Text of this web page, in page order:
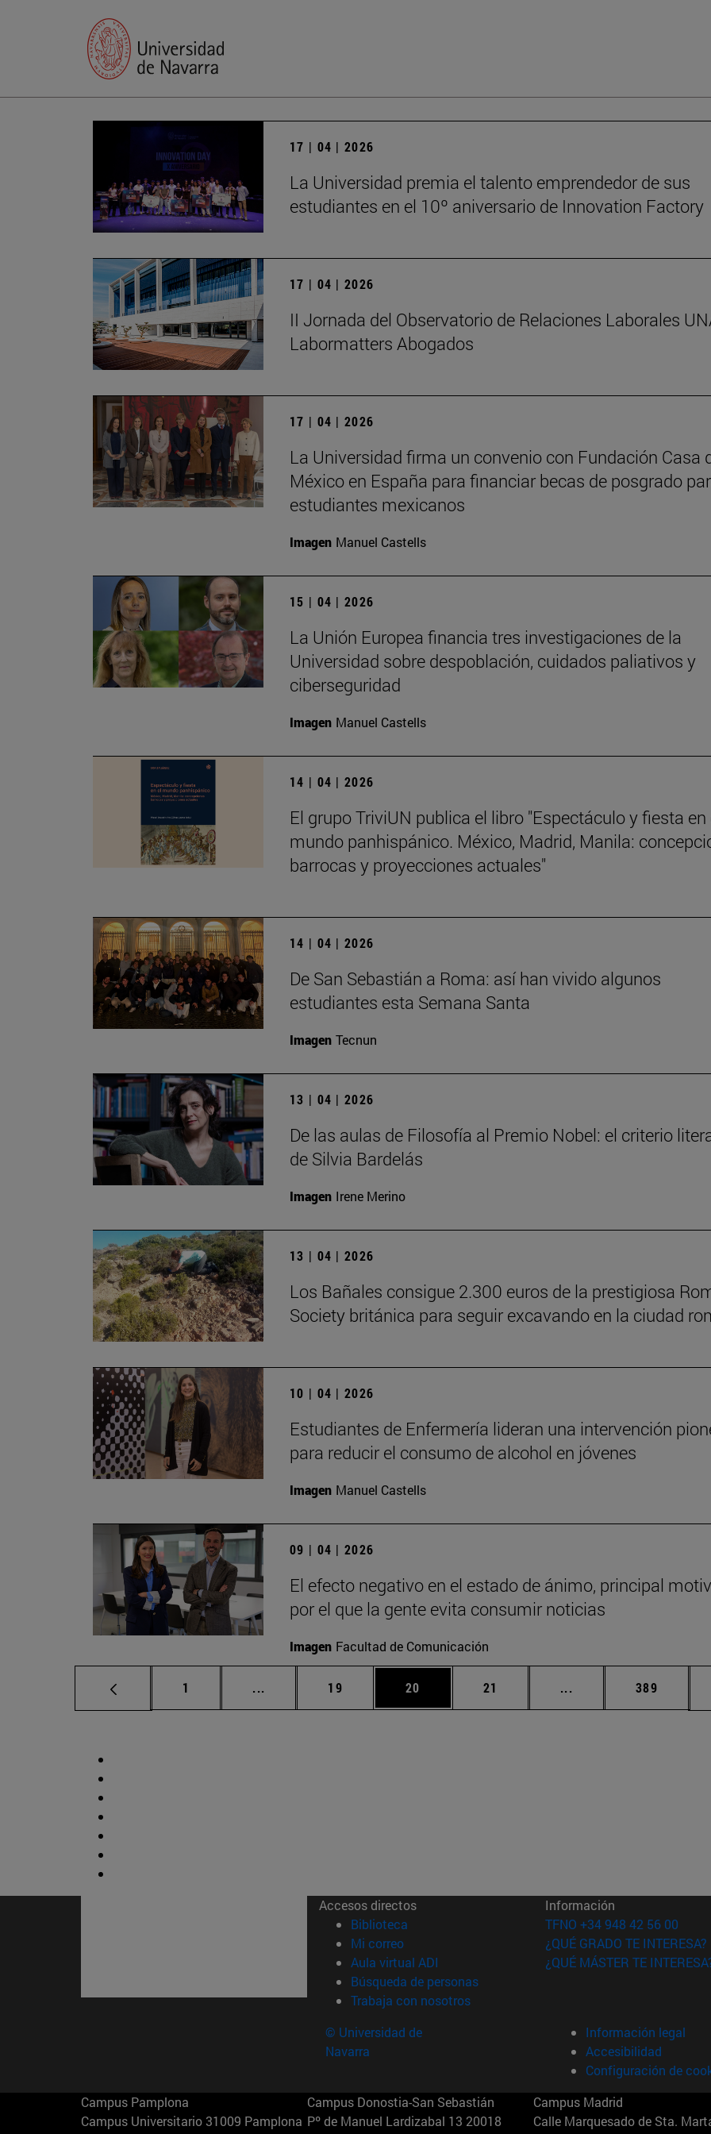
17 | 04 | 2026
La Universidad premia el talento emprendedor de sus
estudiantes en el 10º aniversario de Innovation Factory
17 | 04 | 2026
II Jornada del Observatorio de Relaciones Laborales
Labormatters Abogados
17 | 04 | 2026
La Universidad firma un convenio con Fundación Casa
México en España para financiar becas de posgrado
estudiantes mexicanos
Imagen Manuel Castells
15 | 04 | 2026
La Unión Europea financia tres investigaciones de la
Universidad sobre despoblación, cuidados paliativos y
ciberseguridad
Imagen Manuel Castells
14 | 04 | 2026
El grupo TriviUN publica el libro "Espectáculo y fiesta en
mundo panhispánico. México, Madrid, Manila:
barrocas y proyecciones actuales"
14 | 04 | 2026
De San Sebastián a Roma: así han vivido algunos
estudiantes esta Semana Santa
Imagen Tecnun
13 | 04 | 2026
De las aulas de Filosofía al Premio Nobel: el criterio
de Silvia Bardelás
Imagen Irene Merino
13 | 04 | 2026
Los Bañales consigue 2.300 euros de la prestigiosa
Society británica para seguir excavando en la ciudad
10 | 04 | 2026
Estudiantes de Enfermería lideran una intervención
para reducir el consumo de alcohol en jóvenes
Imagen Manuel Castells
09 | 04 | 2026
El efecto negativo en el estado de ánimo, principal
por el que la gente evita consumir noticias
Imagen Facultad de Comunicación
Página
1 ... Páginas intermedias Use TAB para desplazarse.
Página
19 Página
20 Página
21 ... Páginas intermedias
Página
389
Accesos directos
Biblioteca (abre en nueva ventana)
Mi correo(abre en nueva ventana)
Aula virtual ADI (abre en nueva ventana)
Búsqueda de personas(abre en nueva ventana)
Trabaja con nosotros(abre en nueva ventana)
Información
TFNO +34 948 42 56 00
¿QUÉ GRADO TE INTERESA?
¿QUÉ MÁSTER TE
© Universidad de
Navarra
Información legal
Accesibilidad
Configuración de
Campus Pamplona
Campus Universitario 31009 Pamplona
Campus Donostia-San Sebastián
Pº de Manuel Lardizabal 13 20018
Campus Madrid
Calle Marquesado de Sta.